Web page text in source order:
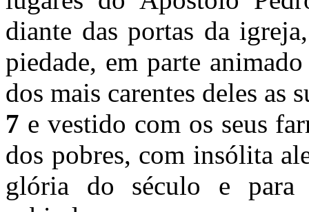
diante das portas da
piedade, em parte
dos mais carentes deles as
7 e vestido com os seus
dos pobres, com insólita
glória do século e para